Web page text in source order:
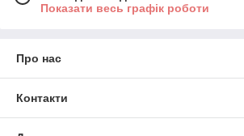
Показати весь графік роботи
Про нас
Контакти